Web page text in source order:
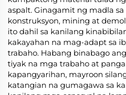
aspalt. Ginagamit ng madla
konstruksyon, mining at
ito dahil sa kanilang
kakayahan na mag-adapt sa
trabaho. Habang binabago
tiyak na mga trabaho at
kapangyarihan, mayroon
katangian na gumagawa sa